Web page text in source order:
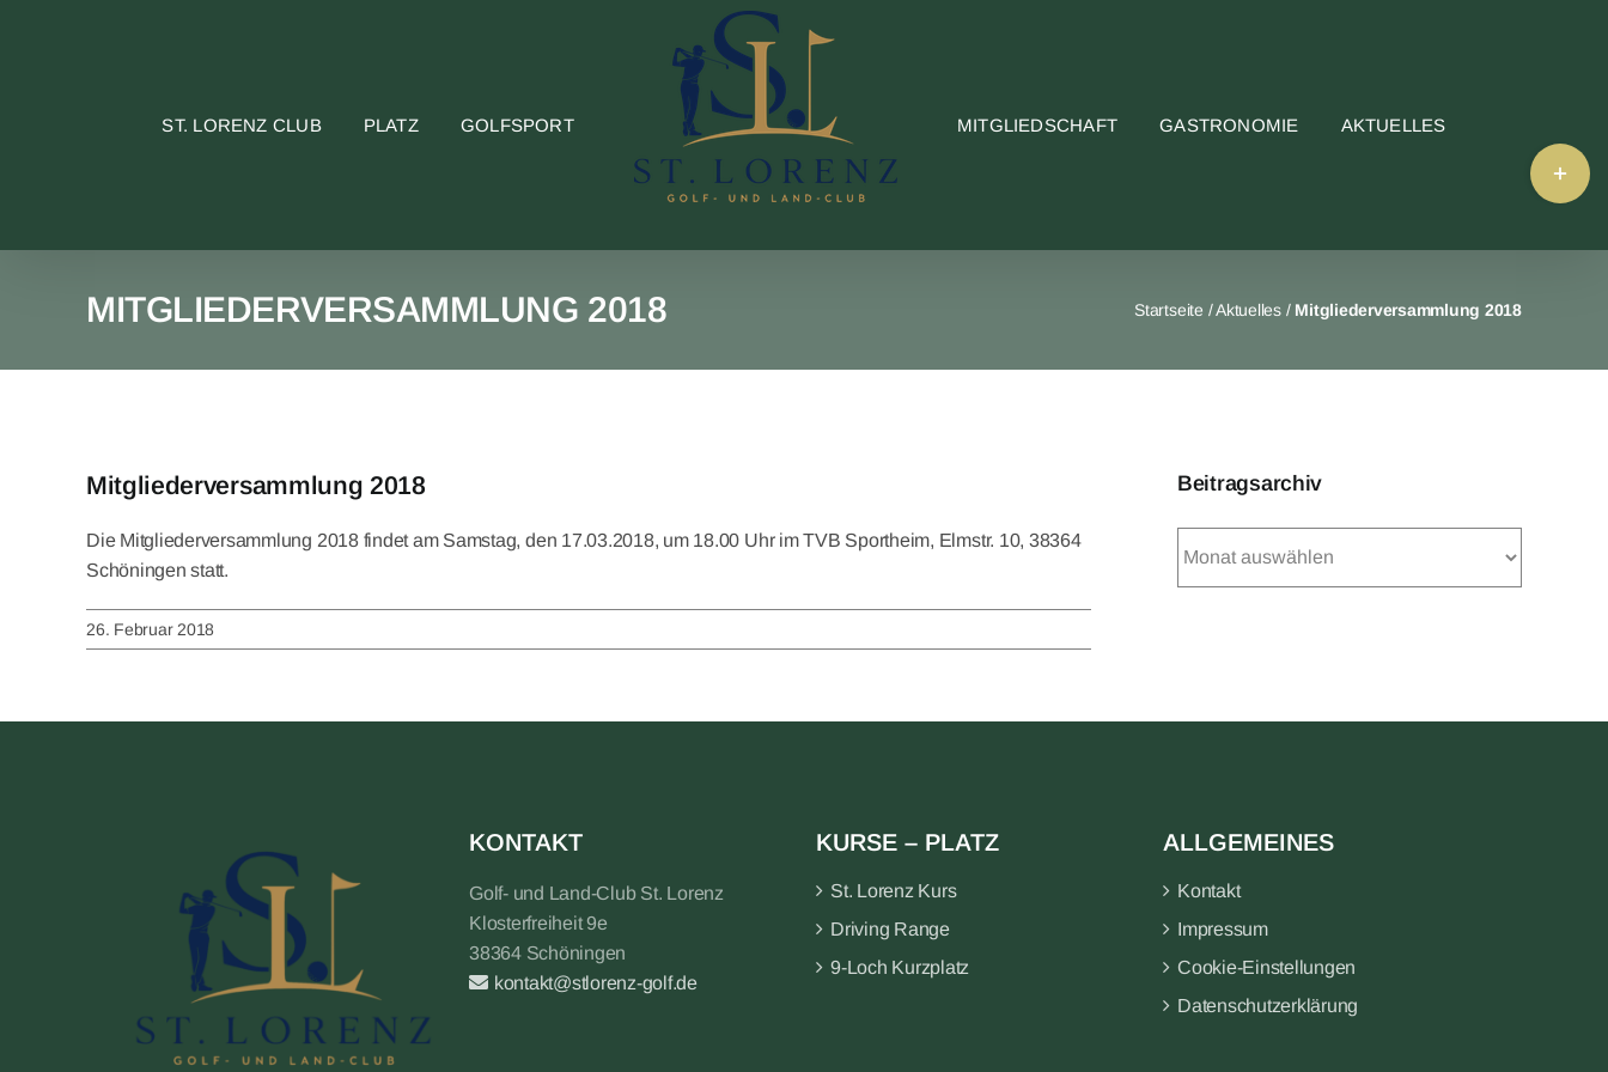
ST. LORENZ CLUB PLATZ GOLFSPORT MITGLIEDSCHAFT GASTRONOMIE AKTUELLES
MITGLIEDERVERSAMMLUNG 2018 Startseite /Aktuelles/ Mitgliederversammlung 2018
Mitgliederversammlung 2018
Die Mitgliederversammlung 2018 findet am Samstag, den 17.03.2018, um 18.00 Uhr im TVB Sportheim, Elmstr. 10, 38364
Schöningen statt.
26. Februar 2018
Beitragsarchiv
KONTAKT
Golf- und Land-Club St. Lorenz
Klosterfreiheit 9e
38364 Schöningen
kontakt@stlorenz-golf.de
KURSE – PLATZ
St. Lorenz Kurs
Driving Range
9-Loch Kurzplatz
ALLGEMEINES
Kontakt
Impressum
Cookie-Einstellungen
Datenschutzerklärung
Toggle
Sliding
Area